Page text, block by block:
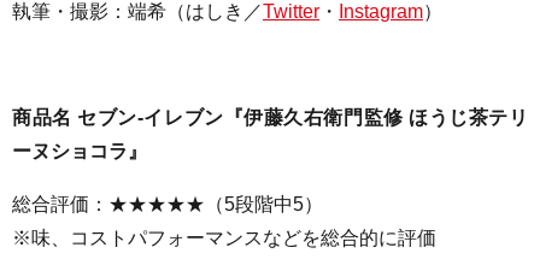
執筆・撮影： 端希（はしき／Twitter ・ Instagram）
商品名 セブン-イレブン『伊藤久右衛門監修 ほうじ茶テリ
ーヌショコラ』
総合評価：★★★★★（5段階中5）
※味、コストパフォーマンスなどを総合的に評価